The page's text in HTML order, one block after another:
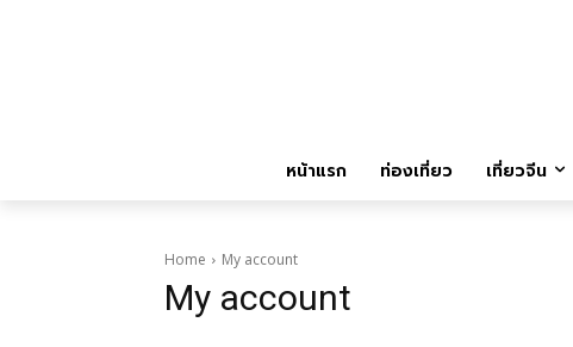
หน้าแรก ท่องเที่ยว เที่ยวจีน
Home My account
My account